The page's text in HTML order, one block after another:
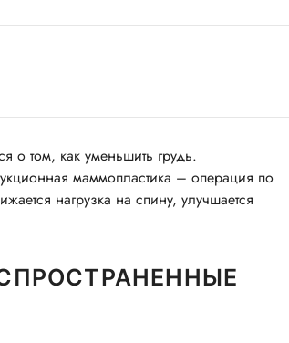
о том, как уменьшить грудь.
маммопластика – операция по
нагрузка на спину, улучшается